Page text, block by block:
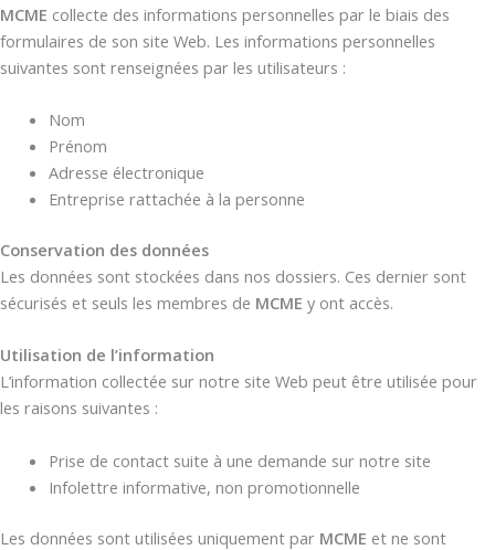
MCME collecte des informations personnelles par le biais des
formulaires de son site Web. Les informations personnelles
suivantes sont renseignées par les utilisateurs :
Nom
Prénom
Adresse électronique
Entreprise rattachée à la personne
Conservation des données
Les données sont stockées dans nos dossiers. Ces dernier sont
sécurisés et seuls les membres de MCME y ont accès.
Utilisation de l’information
L’information collectée sur notre site Web peut être utilisée pour
les raisons suivantes :
Prise de contact suite à une demande sur notre site
Infolettre informative, non promotionnelle
Les données sont utilisées uniquement par MCME et ne sont